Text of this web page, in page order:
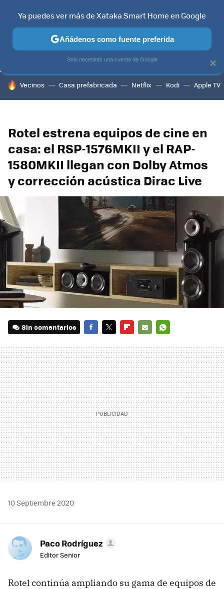
TELEVISORES CONTENIDOS SMART TV SELECCIÓN
HOY SE HABLA DE
Vecinos Casa prefabricada Netflix Kodi Apple TV
Rotel estrena equipos de cine en
casa: el RSP-1576MKII y el RAP-
1580MKII llegan con Dolby Atmos
y corrección acústica Dirac Live
Sin comentarios
MAIL
10 Septiembre 2020
Paco Rodríguez
Editor Senior
Rotel continúa ampliando su gama de equipos de
×
Ya puedes ver más de Xataka Smart Home en Google
Añádenos como fuente preferida
Solo necesitas una cuenta de Google